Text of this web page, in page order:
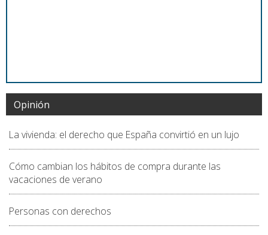
Opinión
La vivienda: el derecho que España convirtió en un lujo
Cómo cambian los hábitos de compra durante las
vacaciones de verano
Personas con derechos